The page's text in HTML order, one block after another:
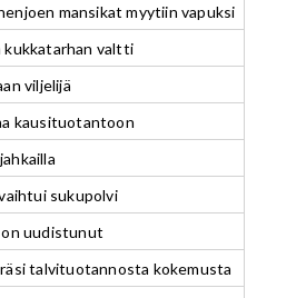
mansikat myytiin vapuksi
kukkatarhan valtti
viljelijä
kausituotantoon
sukupolvi
uudistunut
talvituotannosta kokemusta